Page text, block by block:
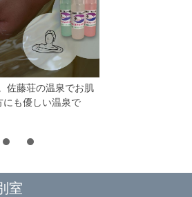
佐藤荘の温泉でお肌
にも優しい温泉で
室